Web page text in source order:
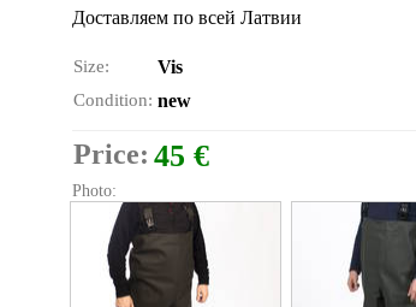
Доставляем по всей Латвии
Size: Vis
Condition: new
Price: 45 €
Photo: